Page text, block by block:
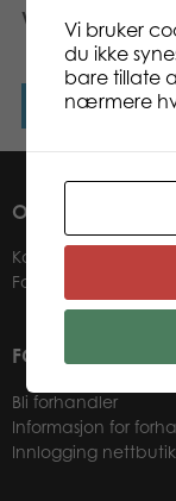
Ville bamse 39
Les mer
OM OSS
Kontakter
Forhandlere
FOR VÅRE KUNDER
Bli forhandler
Informasjon for
Innlogging
Vi bruker
du ikke
bare tillate
nærmere